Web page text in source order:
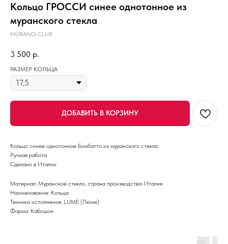
Кольцо ГРОССИ синее однотонное из
муранского стекла
MURANO CLUB
3 500 р.
РАЗМЕР КОЛЬЦА
ДОБАВИТЬ В КОРЗИНУ
Кольцо синее однотонное бомбатто из муранского стекла
Ручная работа
Сделано в Италии
Материал: Муранское стекло, страна производства-Италия
Наименование: Кольца
Техника исполнения: LUME (Люме)
Форма: Кабошон